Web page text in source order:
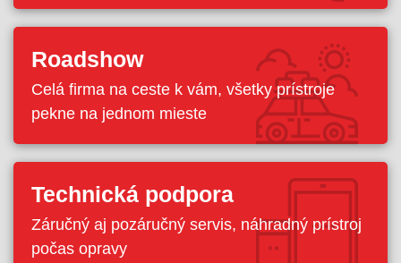
Roadshow
Celá firma na ceste k vám, všetky prístroje
pekne na jednom mieste
Technická podpora
Záručný aj pozáručný servis, náhradný prístroj
počas opravy